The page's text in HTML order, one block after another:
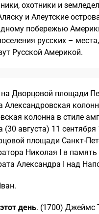
охотники и
и Алеутские
побережью
русских –
Русской Америкой.
на Дворцовой площади
Александровская
колонна в стиле
(30 августа) 11 сентября
площади Санкт-
Николая I в память
Александра I над
день. (1700) Джеймс